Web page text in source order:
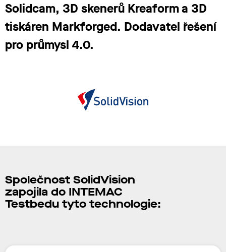
Solidcam, 3D skenerů Kreaform a 3D
tiskáren Markforged. Dodavatel řešení
pro průmysl 4.0.
Společnost SolidVision
zapojila do INTEMAC
Testbedu tyto technologie: